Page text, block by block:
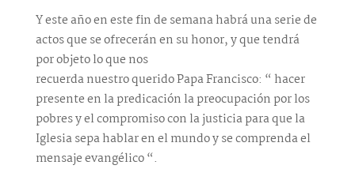
Y este año en este fin de semana habrá una serie de
actos que se ofrecerán en su honor, y que tendrá
por objeto lo que nos
recuerda nuestro querido Papa Francisco: “ hacer
presente en la predicación la preocupación por los
pobres y el compromiso con la justicia para que la
Iglesia sepa hablar en el mundo y se comprenda el
mensaje evangélico “.